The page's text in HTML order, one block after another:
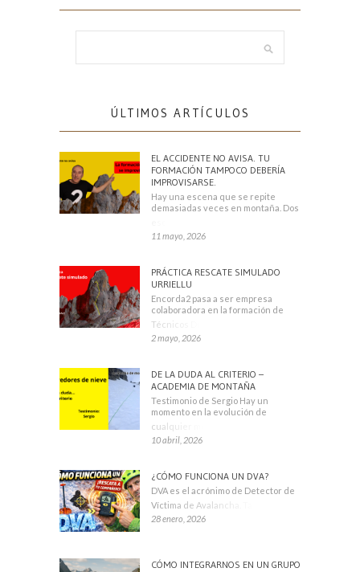
ÚLTIMOS ARTÍCULOS
EL ACCIDENTE NO AVISA. TU
FORMACIÓN TAMPOCO DEBERÍA
IMPROVISARSE.
Hay una escena que se repite
demasiadas veces en montaña. Dos
11 mayo, 2026
PRÁCTICA RESCATE SIMULADO
URRIELLU
Encorda2 pasa a ser empresa
colaboradora en la formación de
Técnicos Deportivos
2 mayo, 2026
DE LA DUDA AL CRITERIO –
ACADEMIA DE MONTAÑA
Testimonio de Sergio Hay un
momento en la evolución de
cualquier montañero
10 abril, 2026
¿CÓMO FUNCIONA UN DVA?
DVA es el acrónimo de Detector de
Víctima de Avalancha. También se
28 enero, 2026
CÓMO INTEGRARNOS EN UN GRUPO